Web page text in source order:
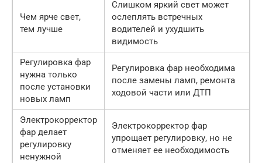
Чем ярче свет,
тем лучше
Слишком яркий свет может
ослеплять встречных
водителей и ухудшить
видимость
Регулировка фар
нужна только
после установки
новых ламп
Регулировка фар необходима
после замены ламп, ремонта
ходовой части или ДТП
Электрокорректор
фар делает
регулировку
ненужной
Электрокорректор фар
упрощает регулировку, но не
отменяет ее необходимость